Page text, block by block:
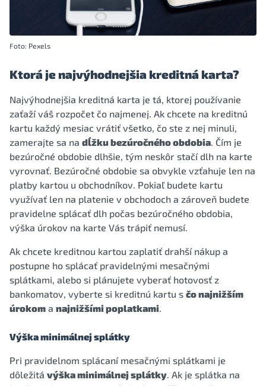
Foto: Pexels
Ktorá je najvýhodnejšia kreditná karta?
Najvýhodnejšia kreditná karta je tá, ktorej používanie
zaťaží váš rozpočet čo najmenej. Ak chcete na kreditnú
kartu každý mesiac vrátiť všetko, čo ste z nej minuli,
zamerajte sa na dĺžku bezúročného obdobia. Čím je
bezúročné obdobie dlhšie, tým neskôr stačí dlh na karte
vyrovnať. Bezúročné obdobie sa obvykle vzťahuje len na
platby kartou u obchodníkov. Pokiaľ budete kartu
využívať len na platenie v obchodoch a zároveň budete
pravidelne splácať dlh počas bezúročného obdobia,
výška úrokov na karte Vás trápiť nemusí.
Ak chcete kreditnou kartou zaplatiť drahší nákup a
postupne ho splácať pravidelnými mesačnými
splátkami, alebo si plánujete vyberať hotovosť z
bankomatov, vyberte si kreditnú kartu s čo najnižším
úrokom a najnižšími poplatkami.
Výška minimálnej splátky
Pri pravidelnom splácaní mesačnými splátkami je
dôležitá výška minimálnej splátky. Ak je splátka na